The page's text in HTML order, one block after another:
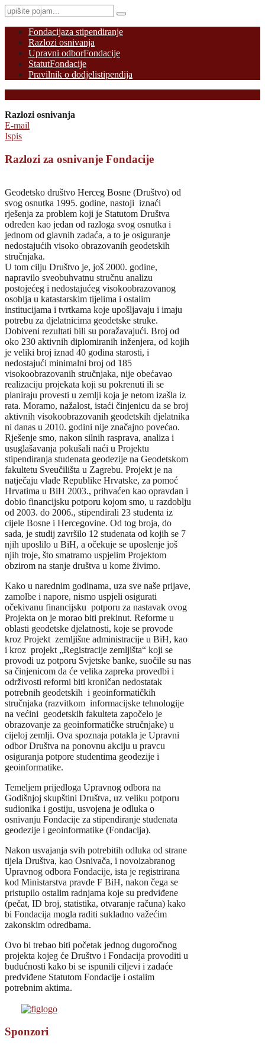
Fondacijaza stipendiranje
Razlozi osnivanja
Upravni odborFondacije
StatutFondacije
Pravilnik o dodjelistipendija
Razlozi osnivanja
E-mail
Ispis
Razlozi za osnivanje Fondacije
Geodetsko društvo Herceg Bosne (Društvo) od
svog osnutka 1995. godine, nastoji iznaći
rješenja za problem koji je Statutom Društva
određen kao jedan od razloga svog osnutka i
jednom od glavnih zadaća, a to je osiguranje
nedostajućih visoko obrazovanih geodetskih
stručnjaka.
U tom cilju Društvo je, još 2000. godine,
napravilo sveobuhvatnu stručnu analizu
postojećeg i nedostajućeg visokoobrazovanog
osoblja u katastarskim tijelima i ostalim
institucijama i tvrtkama koje upošljavaju i imaju
potrebu za djelatnicima geodetske struke.
Dobiveni rezultati bili su poražavajući. Broj od
oko 230 aktivnih diplomiranih inženjera, od kojih
je veliki broj iznad 40 godina starosti, i
nedostajući minimalni broj od 185
visokoobrazovanih stručnjaka, nije obećavao
realizaciju projekata koji su pokrenuti ili se
planiraju provesti u zemlji koja je netom izašla iz
rata. Moramo, nažalost, istaći činjenicu da se broj
aktivnih visokoobrazovanih geodetskih djelatnika
ni danas u 2010. godini nije značajno povećao.
Rješenje smo, nakon silnih rasprava, analiza i
usuglašavanja pokušali naći u Projektu
stipendiranja studenata geodezije na Geodetskom
fakultetu Sveučilišta u Zagrebu. Projekt je na
natječaju vlade Republike Hrvatske, za pomoć
Hrvatima u BiH 2003., prihvaćen kao opravdan i
dobio financijsku potporu kojom smo, u razdoblju
od 2003. do 2006., stipendirali 23 studenta iz
cijele Bosne i Hercegovine. Od tog broja, do
sada, je studij završilo 12 studenata od kojih se 7
njih uposlilo u BiH, a očekuje se uposlenje još
njih troje, što smatramo uspjelim Projektom
obzirom na stanje društva u kome živimo.
Kako u narednim godinama, uza sve naše prijave,
zamolbe i napore, nismo uspjeli osigurati
očekivanu financijsku potporu za nastavak ovog
Projekta on je morao biti prekinut. Reforme u
oblasti geodetske djelatnosti, koje se provode
kroz Projekt zemljišne administracije u BiH, kao
i kroz projekt „Registracije zemljišta“ koji se
provodi uz potporu Svjetske banke, suočile su nas
sa činjenicom da će velika zapreka provedbi i
održivosti reformi biti kroničan nedostatak
potrebnih geodetskih i geoinformatičkih
stručnjaka (razvitkom informacijske tehnologije
na većini geodetskih fakulteta započelo je
obrazovanje za geoinformatičke stručnjake) u
cijeloj zemlji. Ova spoznaja potakla je Upravni
odbor Društva na ponovnu akciju u pravcu
osiguranja potpore studentima geodezije i
geoinformatike.
Temeljem prijedloga Upravnog odbora na
Godišnjoj skupštini Društva, uz veliku potporu
sudionika i gostiju, usvojena je odluka o
osnivanju Fondacije za stipendiranje studenata
geodezije i geoinformatike (Fondacija).
Nakon usvajanja svih potrebitih odluka od strane
tijela Društva, kao Osnivača, i novoizabranog
Upravnog odbora Fondacije, ista je registrirana
kod Ministarstva pravde F BiH, nakon čega se
pristupilo ostalim radnjama koje su predviđene
(pečat, ID broj, statistika, otvaranje računa) kako
bi Fondacija mogla raditi sukladno važećim
zakonskim odredbama.
Ovo bi trebao biti početak jednog dugoročnog
projekta kojeg će Društvo i Fondacija provoditi u
budućnosti kako bi se ispunili ciljevi i zadaće
predviđene Statutom Fondacije i ostalim
potrebnim aktima.
Sponzori